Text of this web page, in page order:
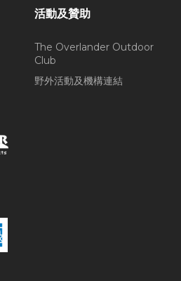
活動及贊助
The Overlander Outdoor
Club
野外活動及機構連結